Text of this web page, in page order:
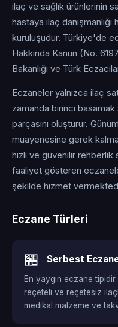
ilaç ve sağlık ürünlerinin
hastaya ilaç
kuruluşudur. Türkiye'de
Hakkında Kanun (No.
Bakanlığı ve Türk
Eczaneler yalnızca ilaç
zamanda birinci basamak
parçasını oluşturur.
muayenesine gerek
hızlı ve güvenilir
faaliyet gösteren
şekilde hizmet
Eczane Türleri
🏪 Serbest
En yaygın eczane
reçeteli ve reçetesiz
medikal malzeme ve